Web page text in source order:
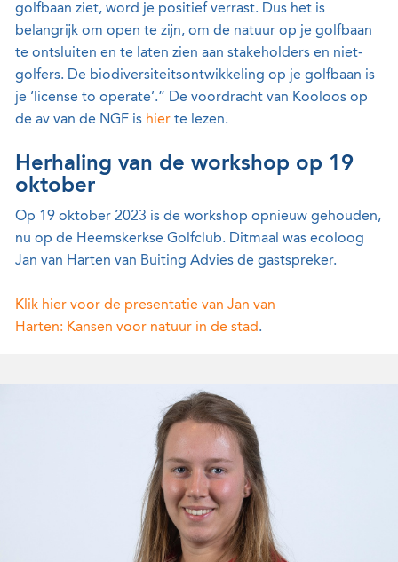
golfbaan ziet, word je positief verrast. Dus het is
belangrijk om open te zijn, om de natuur op je golfbaan
te ontsluiten en te laten zien aan stakeholders en niet-
golfers. De biodiversiteitsontwikkeling op je golfbaan is
je ‘license to operate’.” De voordracht van Kooloos op
de av van de NGF is hier te lezen.
Herhaling van de workshop op 19
oktober
Op 19 oktober 2023 is de workshop opnieuw gehouden,
nu op de Heemskerkse Golfclub. Ditmaal was ecoloog
Jan van Harten van Buiting Advies de gastspreker.
Klik hier voor de presentatie van Jan van
Harten: Kansen voor natuur in de stad.